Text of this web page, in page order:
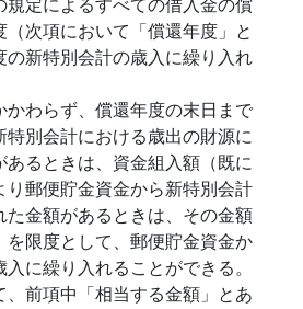
次項において「償還年度」と
の新特別会計の歳入に繰り入れ
かわらず、償還年度の末日まで
別会計における歳出の財源に
あるときは、資金組入額（既に
り郵便貯金資金から新特別会計
た金額があるときは、その金額
を限度として、郵便貯金資金か
に繰り入れることができる。
、前項中「相当する金額」とあ